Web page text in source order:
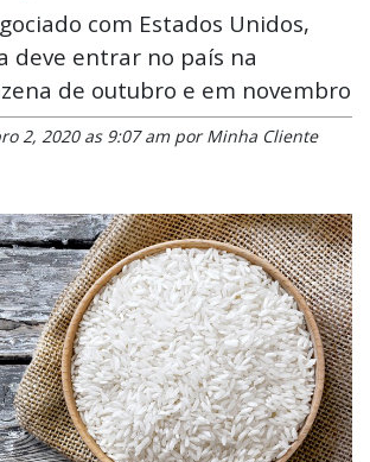
com Estados Unidos,
deve entrar no país na
de outubro e em novembro
2, 2020 as 9:07 am por Minha Cliente